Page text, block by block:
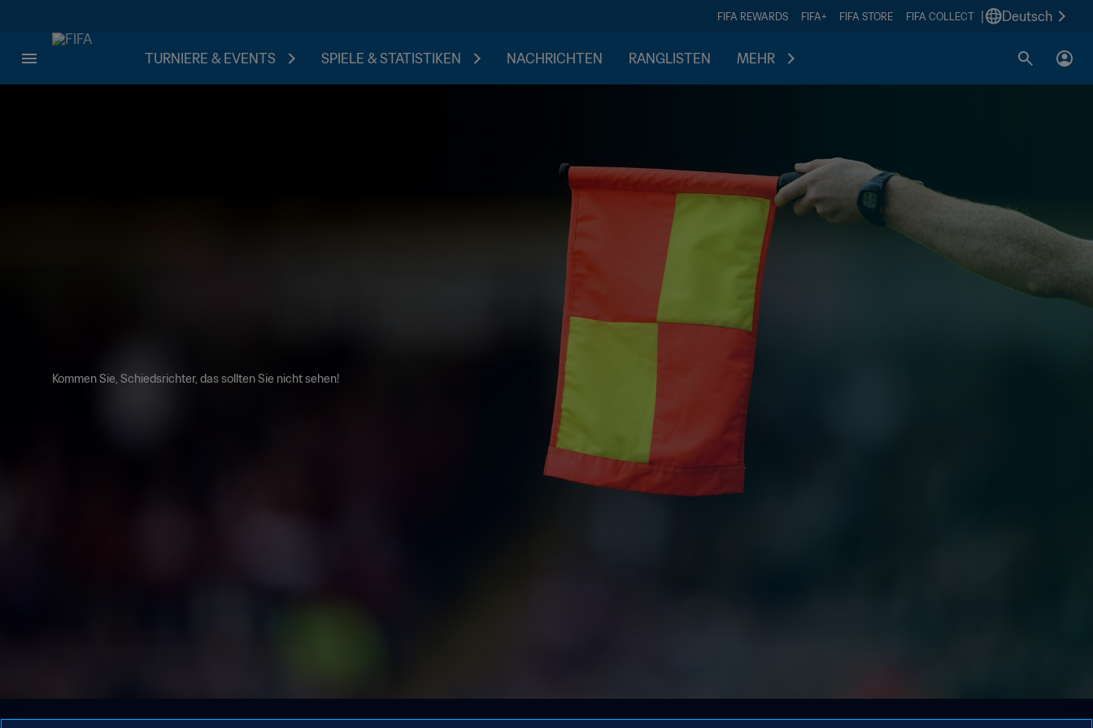
FIFA REWARDS FIFA+ FIFA STORE FIFA COLLECT Deutsch
TURNIERE & EVENTS SPIELE & STATISTIKEN NACHRICHTEN RANGLISTEN MEHR
Kommen Sie, Schiedsrichter, das sollten Sie nicht sehen!